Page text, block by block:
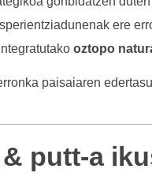
ere
oztopo
paisaiaren
putt-a